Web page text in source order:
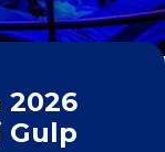
2026
Gulp